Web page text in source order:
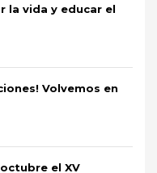
la vida y educar el
Volvemos en
el XV